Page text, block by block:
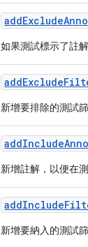
addExclude
如果測試標示了註
addExclude
新增要排除的測試篩
addInclude
新增註解，以便在
addInclude
新增要納入的測試篩